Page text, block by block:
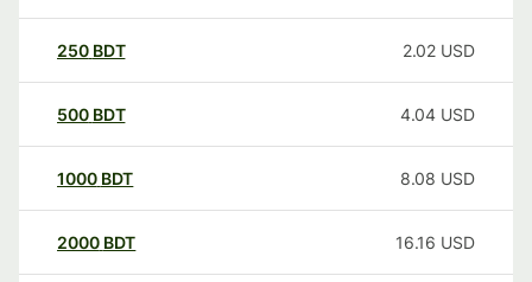
250 BDT 2.02 USD
500 BDT 4.04 USD
1000 BDT 8.08 USD
2000 BDT 16.16 USD